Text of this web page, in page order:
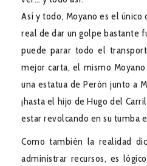
Así y todo, Moyano es el único
real de dar un golpe bastante
puede parar todo el
mejor carta, el mismo Moyano
una estatua de Perón junto a
¡hasta el hijo de Hugo del
estar revolcando en su tumba
Como también la realidad
administrar recursos, es